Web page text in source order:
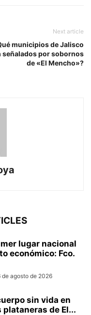
Next article
municipios de Jalisco
señalados por sobornos
de «El Mencho»?
lugar nacional
económico: Fco.
de agosto de 2026
sin vida en
plataneras de El...